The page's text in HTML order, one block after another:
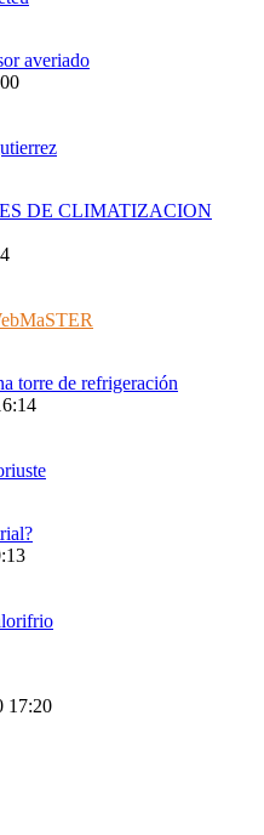
averiado
DE CLIMATIZACION
torre de refrigeración
17:20